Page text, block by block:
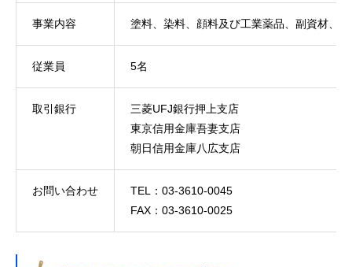
事業内容 塗料、染料、顔料及び工業薬品、副資材、
従業員 5名
取引銀行
三菱UFJ銀行押上支店
東京信用金庫吾妻支店
朝日信用金庫八広支店
お問い合わせ
TEL：03-3610-0045
FAX：03-3610-0025